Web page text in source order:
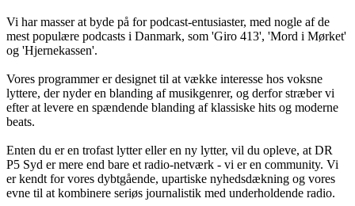
Vi har masser at byde på for podcast-entusiaster, med nogle af de
mest populære podcasts i Danmark, som 'Giro 413', 'Mord i Mørket'
og 'Hjernekassen'.
Vores programmer er designet til at vække interesse hos voksne
lyttere, der nyder en blanding af musikgenrer, og derfor stræber vi
efter at levere en spændende blanding af klassiske hits og moderne
beats.
Enten du er en trofast lytter eller en ny lytter, vil du opleve, at DR
P5 Syd er mere end bare et radio-netværk - vi er en community. Vi
er kendt for vores dybtgående, upartiske nyhedsdækning og vores
evne til at kombinere seriøs journalistik med underholdende radio.